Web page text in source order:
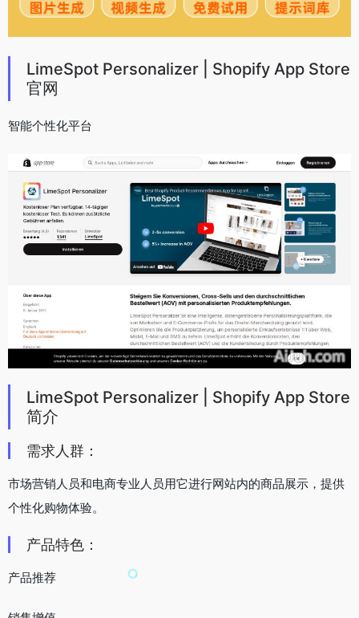
LimeSpot Personalizer | Shopify App Store
官网
智能个性化平台
LimeSpot Personalizer | Shopify App Store
简介
需求人群：
市场营销人员和电商专业人员用它进行网站内的商品展示，提供
个性化购物体验。
产品特色：
产品推荐